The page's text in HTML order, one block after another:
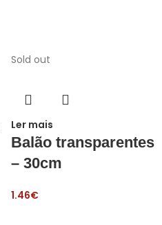
Sold out
Ler mais
Balão transparentes
– 30cm
1.46€